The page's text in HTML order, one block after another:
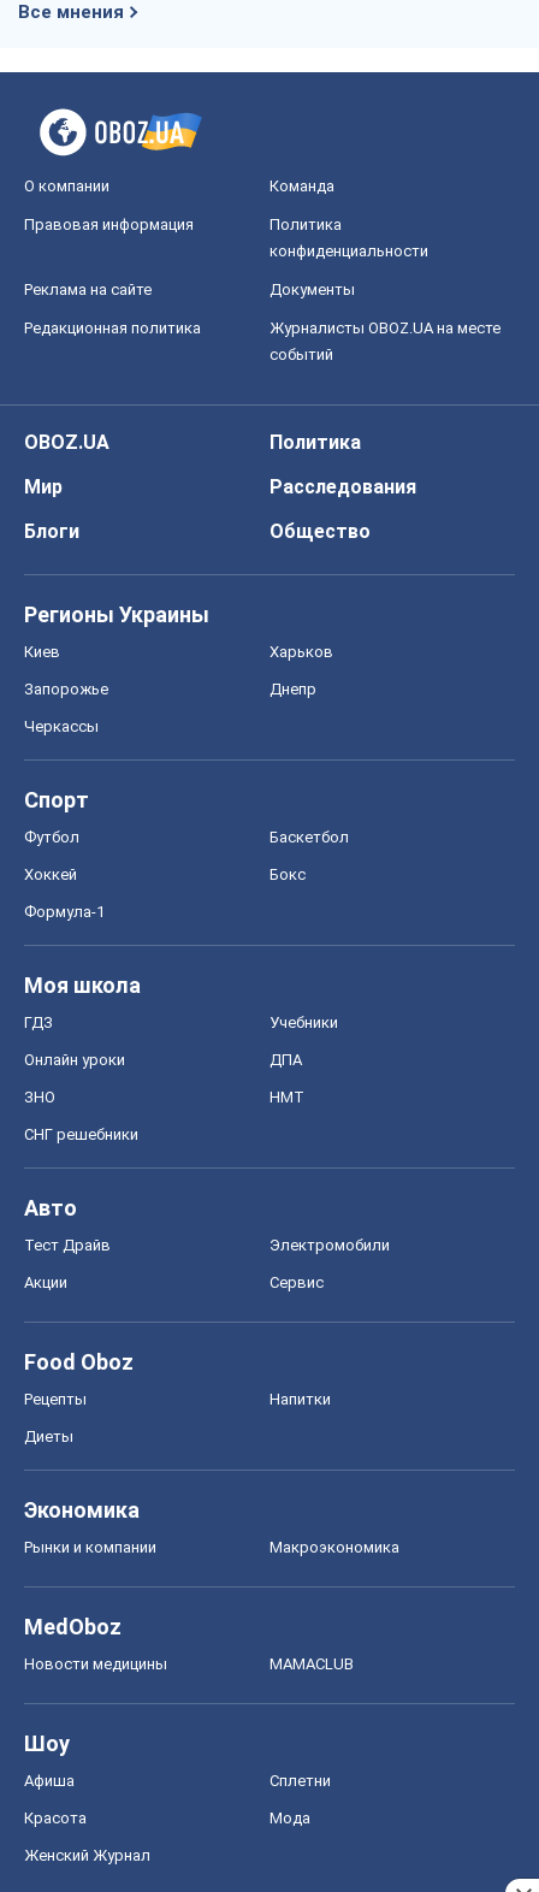
Все мнения
О компании Команда
Правовая информация
Политика
конфиденциальности
Реклама на сайте Документы
Редакционная политика
Журналисты OBOZ.UA на месте
событий
OBOZ.UA
Политика
Мир
Расследования
Блоги
Общество
Регионы Украины
Киев Харьков
Запорожье Днепр
Черкассы
Спорт
Футбол Баскетбол
Хоккей Бокс
Формула-1
Моя школа
ГДЗ Учебники
Онлайн уроки ДПА
ЗНО НМТ
СНГ решебники
Авто
Тест Драйв Электромобили
Акции Сервис
Food Oboz
Рецепты Напитки
Диеты
Экономика
Рынки и компании Mакроэкономика
MedOboz
Новости медицины MAMACLUB
Шоу
Афиша Сплетни
Красота Мода
Женский Журнал